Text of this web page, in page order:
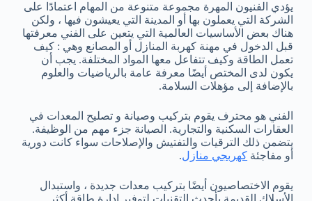
يؤدي الفنيون المهرة مجموعة متنوعة من المهام اعتمادًا على
الشركة التي يعملون بها أو المدينة التي يعيشون فيها ، ولكن
هناك بعض الأساسيات العالمية التي يتعين على الفني معرفتها
قبل الدخول في مهنة كهربة المنازل أو المصانع وهي : كيف
تعمل الطاقة وكيف تتفاعل معها المواد المختلفة. يجب أن
يكون لدى المختص أيضًا معرفة عامة بالرياضيات والعلوم
بالإضافة إلى مؤهلات السلامة.
الفني هو محترف يقوم بتركيب وصيانة و تصليح المعدات في
العقارات السكنية والتجارية. الصيانة جزء مهم من الوظيفة.
يتضمن ذلك الترقيات والتفتيش والإصلاحات سواء كانت دورية
أو مفاجئة كهربجي منازل.
يقوم الاختصاصيون أيضًا بتركيب معدات جديدة ، واستبدال
الأسلاك القديمة بأحدث التقنيات لتوفير إدارة طاقة أكثر